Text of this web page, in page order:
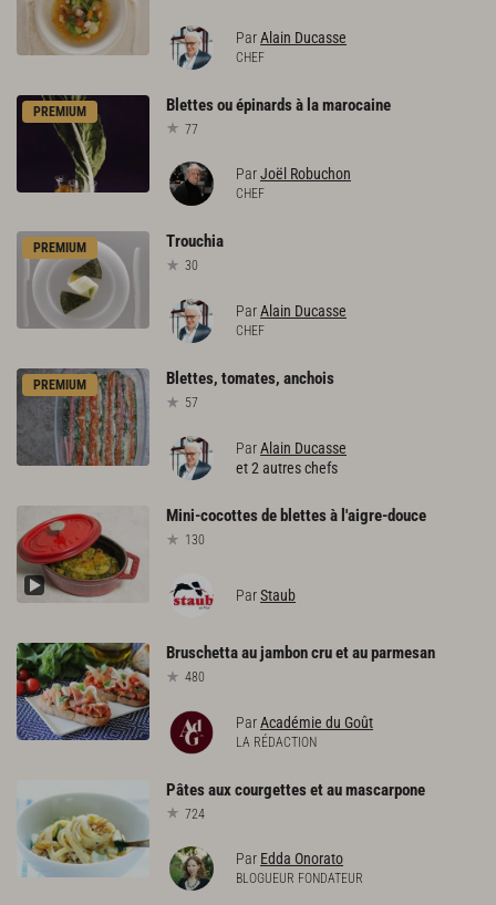
ParAlain Ducasse
CHEF
PREMIUM Blettesouépinardsà lamarocaine
77
ParJoël Robuchon
CHEF
PREMIUM Trouchia
30
ParAlain Ducasse
CHEF
PREMIUM Blettes, tomates, anchois
57
ParAlain Ducasse
et 2 autres chefs
Mini-cocottesde blettesà l'aigre-douce
130
ParStaub
Bruschettaaujamboncruetauparmesan
480
ParAcadémie du Goût
LA RÉDACTION
Pâtesauxcourgettesetaumascarpone
724
Par Edda Onorato
BLOGUEUR FONDATEUR